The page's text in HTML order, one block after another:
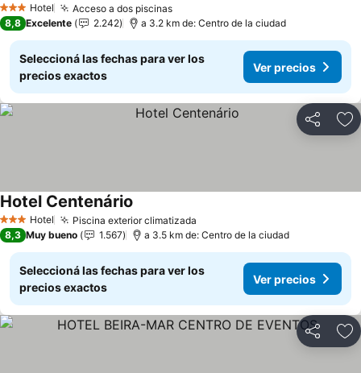
3 Estrellas
Hotel Acceso a dos piscinas
8,8 Excelente 2.242 a 3.2 km de: Centro de la ciudad
Seleccioná las fechas para ver los
precios exactos
Ver precios
Compartir
3 Estrellas
Hotel Piscina exterior climatizada
Hotel Centenário
8,3 Muy bueno 1.567 a 3.5 km de: Centro de la ciudad
Seleccioná las fechas para ver los
precios exactos
Ver precios
Compartir